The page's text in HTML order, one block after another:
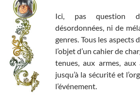
Ici, pas question
désordonnées, ni de
genres. Tous les aspects
l’objet d’un cahier de
tenues, aux armes,
jusqu’à la sécurité et
l’événement.